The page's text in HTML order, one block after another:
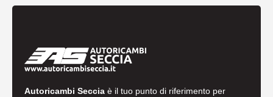
Autoricambi Seccia è il tuo punto di riferimento per